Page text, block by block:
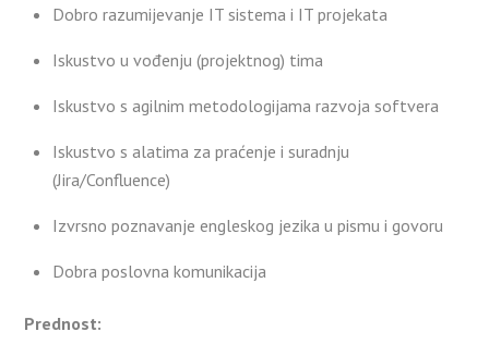
Dobro razumijevanje IT sistema i IT projekata
Iskustvo u vođenju (projektnog) tima
Iskustvo s agilnim metodologijama razvoja softvera
Iskustvo s alatima za praćenje i suradnju
(Jira/Confluence)
Izvrsno poznavanje engleskog jezika u pismu i govoru
Dobra poslovna komunikacija
Prednost: